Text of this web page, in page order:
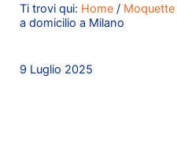
Ti trovi qui: Home / Moquette
a domicilio a Milano
9 Luglio 2025